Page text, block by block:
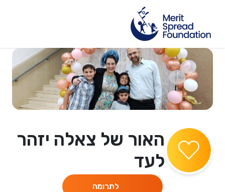
האור של צאלה יזהר
לעד
לתרומה